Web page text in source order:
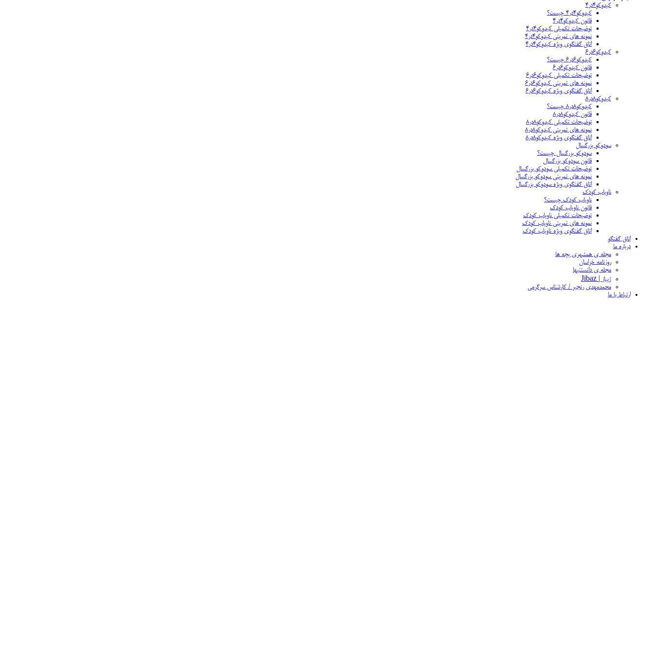
کیدوکو۴در۴
کیدوکو۴در۴ چیست؟
قانون کیدوکو۴در۴
توضیحات تکمیلی کیدوکو۴در۴
نمونه های تمرینی کیدوکو۴در۴
اتاق گفتگوی ویژه کیدوکو۴در۴
کیدوکو۶در۶
کیدوکو۶در۶ چیست؟
قانون کیدوکو۶در۶
توضیحات تکمیلی کیدوکو۶در۶
نمونه های تمرینی کیدوکو۶در۶
اتاق گفتگوی ویژه کیدوکو۶در۶
کیدوکو۸در۸
کیدوکو۸در۸ چیست؟
قانون کیدوکو۸در۸
توضیحات تکمیلی کیدوکو۸در۸
نمونه های تمرینی کیدوکو۸در۸
اتاق گفتگوی ویژه کیدوکو۸در۸
سودوکو بزرگسال
سودوکو بزرگسال چیست؟
قانون سودوکو بزرگسال
توضیحات تکمیلی سودوکو بزرگسال
نمونه های تمرینی سودوکو بزرگسال
اتاق گفتگوی ویژه سودوکو بزرگسال
ناویاب کودک
ناویاب کودک چیست؟
قانون ناویاب کودک
توضیحات تکمیلی ناویاب کودک
نمونه های تمرینی ناویاب کودک
اتاق گفتگوی ویژه ناویاب کودک
اتاق گفتگو
درباره ما
مجله ی همشهری بچه ها
روزنامه خراسان
مجله ی دانستنیها
ژیباز | Jibaz
محمدمهدی رنجبر / کارشناس سرگرمی
ارتباط با ما